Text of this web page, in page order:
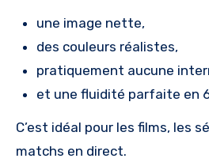
une image nette,
des couleurs réalistes,
pratiquement aucune
et une fluidité parfaite en
C’est idéal pour les films, les
matchs en direct.